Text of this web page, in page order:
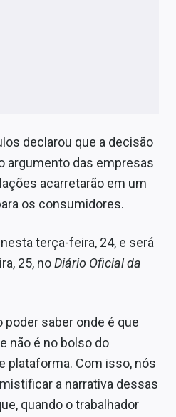
declarou que a decisão
argumento das empresas
acarretarão em um
os consumidores.
terça-feira, 24, e será
25, noDiário Oficial da
poder saber onde é que
não é no bolso do
plataforma. Com isso, nós
a narrativa dessas
quando o trabalhador